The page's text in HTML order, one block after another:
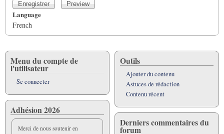
Language
French
Menu du compte de
l'utilisateur
Se connecter
Adhésion 2026
Merci de nous soutenir en
Outils
Ajouter du contenu
Astuces de rédaction
Contenu récent
Derniers commentaires du
forum